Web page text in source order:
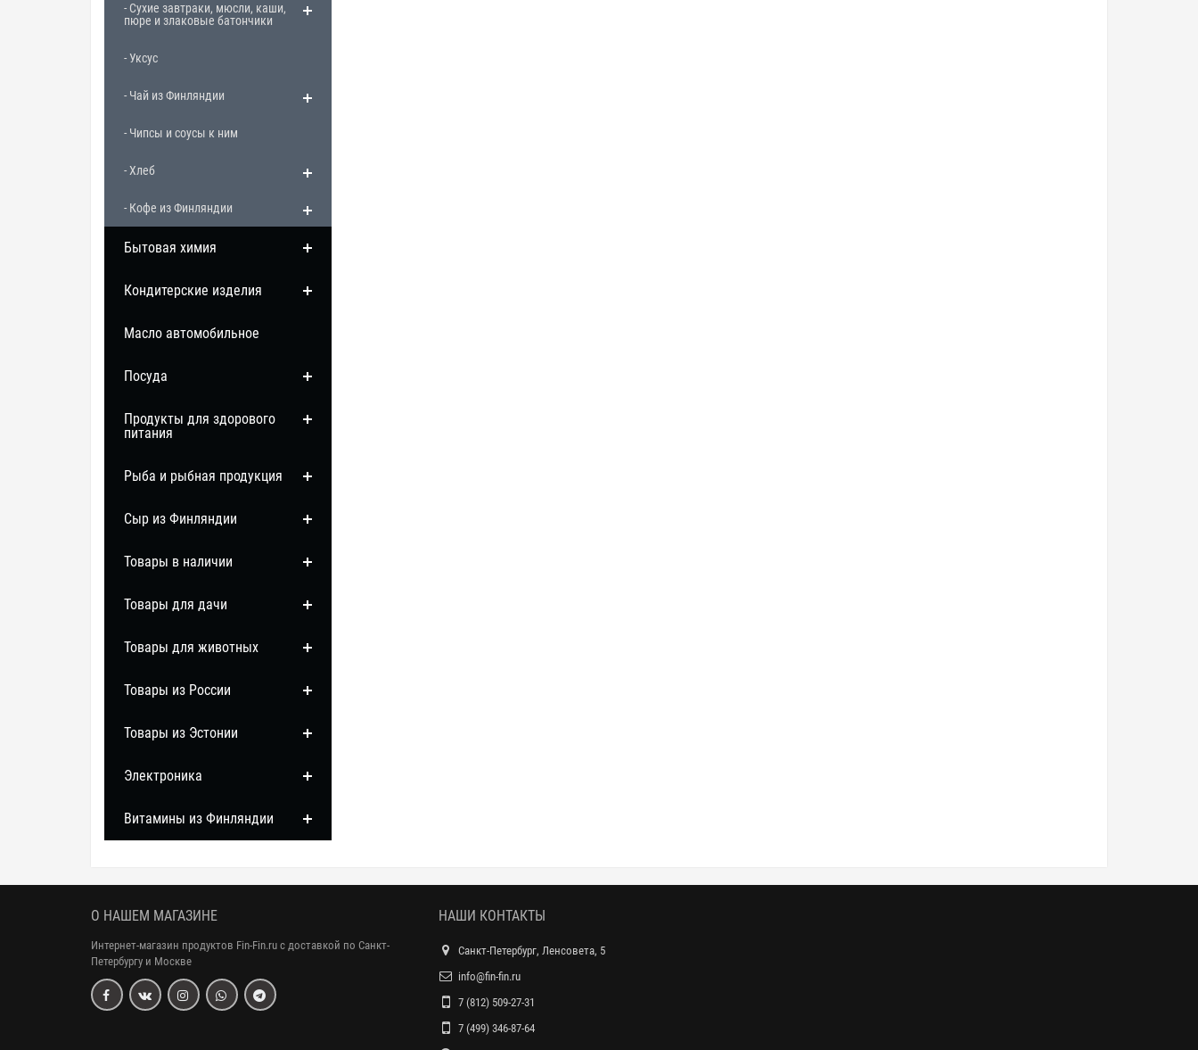
- Сухие завтраки, мюсли, каши,
пюре и злаковые батончики
- Уксус
- Чай из Финляндии
- Чипсы и соусы к ним
- Хлеб
- Кофе из Финляндии
Бытовая химия
Кондитерские изделия
Масло автомобильное
Посуда
Продукты для здорового
питания
Рыба и рыбная продукция
Сыр из Финляндии
Товары в наличии
Товары для дачи
Товары для животных
Товары из России
Товары из Эстонии
Электроника
Витамины из Финляндии
О НАШЕМ МАГАЗИНЕ
Интернет-магазин продуктов Fin-Fin.ru с доставкой по Санкт-
Петербургу и Москве
НАШИ КОНТАКТЫ
Санкт-Петербург, Ленсовета, 5
info@fin-fin.ru
7 (812) 509-27-31
7 (499) 346-87-64